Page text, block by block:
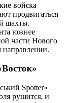
войска
продвигаться
шахты.
южнее
части Нового
направлении.
Spotter»
рушится, и